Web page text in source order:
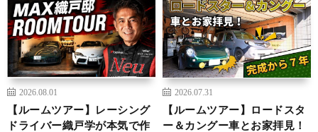
2026.08.01
【ルームツアー】レーシング
ドライバー織戸学が本気で作
2026.07.31
【ルームツアー】ロードスタ
ー＆カングー車とお家拝見！